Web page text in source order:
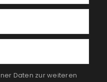
Daten zur weiteren